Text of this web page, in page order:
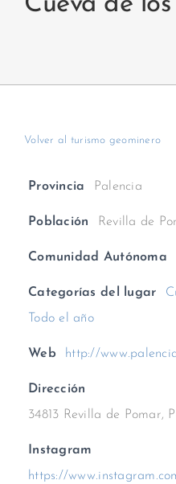
Volver al turismo geominero
Provincia Palencia
Población Revilla de
Comunidad Autónoma
Categorías del lugar
Todo el año
Web http://
Dirección
34813 Revilla de Pomar,
Instagram
https://